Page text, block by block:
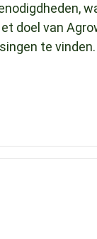
doel van
te vinden.